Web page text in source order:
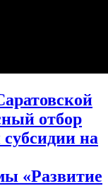
отбор
на
«Развитие